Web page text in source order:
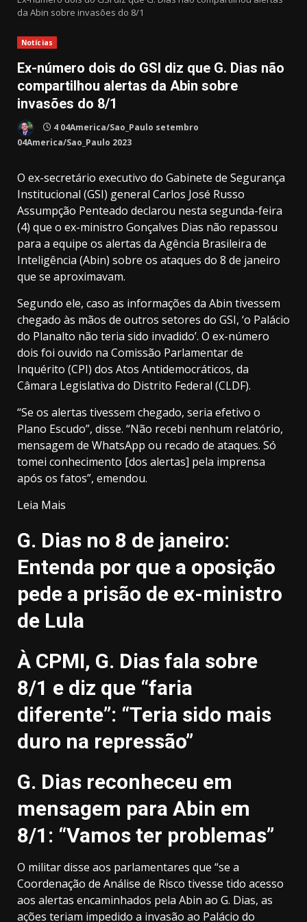
da Abin sobre invasões do 8/1
Notícias
Ex-número dois do GSI diz que G. Dias não
compartilhou alertas da Abin sobre
invasões do 8/1
4 04America/Sao_Paulo setembro
04America/Sao_Paulo 2023
O ex-secretário executivo do Gabinete de Segurança
Institucional (GSI) general Carlos José Russo
Assumpção Penteado declarou nesta segunda-feira
(4) que o ex-ministro Gonçalves Dias não repassou
para a equipe os alertas da Agência Brasileira de
Inteligência (Abin) sobre os ataques do 8 de janeiro
que se aproximavam.
Segundo ele, caso as informações da Abin tivessem
chegado às mãos de outros setores do GSI, ‘o Palácio
do Planalto não teria sido invadido’. O ex-número
dois foi ouvido na Comissão Parlamentar de
Inquérito (CPI) dos Atos Antidemocráticos, da
Câmara Legislativa do Distrito Federal (CLDF).
“Se os alertas tivessem chegado, seria efetivo o
Plano Escudo”, disse. “Não recebi nenhum relatório,
mensagem de WhatsApp ou recado de ataques. Só
tomei conhecimento [dos alertas] pela imprensa
após os fatos”, emendou.
Leia Mais
G. Dias no 8 de janeiro:
Entenda por que a oposição
pede a prisão de ex-ministro
de Lula
À CPMI, G. Dias fala sobre
8/1 e diz que “faria
diferente”: “Teria sido mais
duro na repressão”
G. Dias reconheceu em
mensagem para Abin em
8/1: “Vamos ter problemas”
O militar disse aos parlamentares que “se a
Coordenação de Análise de Risco tivesse tido acesso
aos alertas encaminhados pela Abin ao G. Dias, as
ações teriam impedido a invasão ao Palácio do